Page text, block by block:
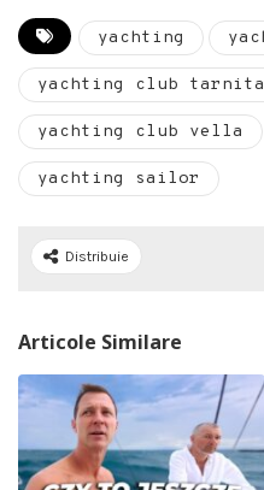
yachting
yachting club tarnita
yachting club vella
yachting sailor
Distribuie
Articole Similare